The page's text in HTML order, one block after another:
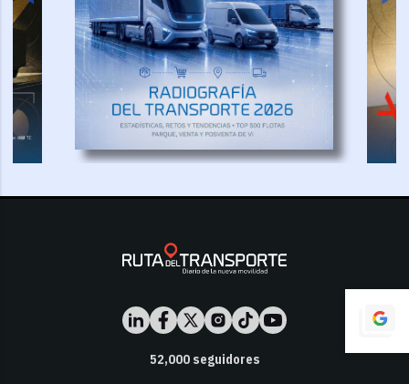
52,000seguidores